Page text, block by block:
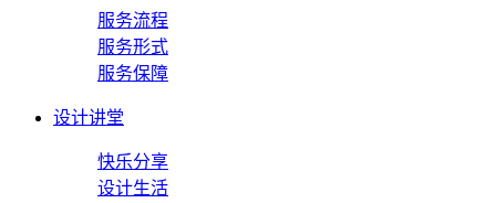
服务流程
服务形式
服务保障
设计讲堂
快乐分享
设计生活